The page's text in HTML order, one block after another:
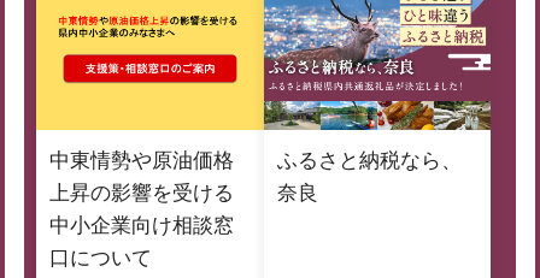
中東情勢や原油価格
上昇の影響を受ける
中小企業向け相談窓
口について
ふるさと納税なら、
奈良